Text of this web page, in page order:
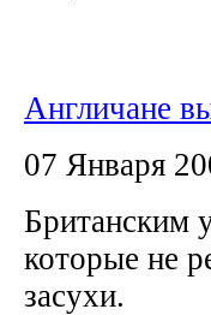
Англичане
07 Января
Британским
которые не
засухи.